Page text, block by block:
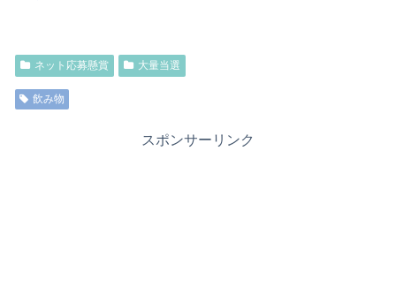
ネット応募懸賞 大量当選
飲み物
スポンサーリンク